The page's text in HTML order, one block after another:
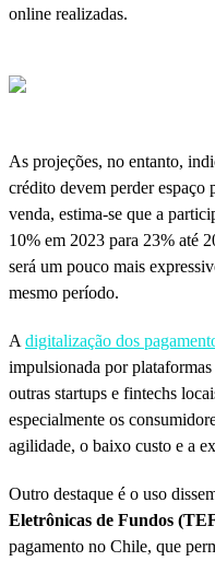
online realizadas.
As projeções, no entanto,
crédito devem perder espaço
venda, estima-se que a
10% em 2023 para 23% até
será um pouco mais
mesmo período.
A digitalização dos
impulsionada por
outras startups e fintechs
especialmente os
agilidade, o baixo custo e a
Outro destaque é o uso
Eletrônicas de Fundos
pagamento no Chile, que